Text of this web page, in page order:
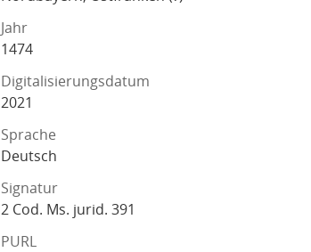
Jahr
1474
Digitalisierungsdatum
2021
Sprache
Deutsch
Signatur
2 Cod. Ms. jurid. 391
PURL